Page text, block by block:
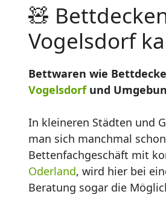
🧸
Vogelsdorf
Bettwaren wie
Vogelsdorfund
In kleineren Städten und
man sich manchmal
Bettenfachgeschäft mit
Oderland, wird hier bei
Beratung sogar die